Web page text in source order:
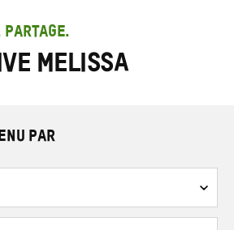
Saisir
les
termes
PARTAGE.
Melissa
PAR
contenu